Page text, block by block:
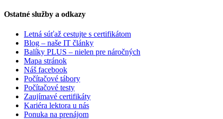
Ostatné služby a odkazy
Letná súťaž cestujte s certifikátom
Blog – naše IT články
Balíky PLUS – nielen pre náročných
Mapa stránok
Náš facebook
Počítačové tábory
Počítačové testy
Zaujímavé certifikáty
Kariéra lektora u nás
Ponuka na prenájom